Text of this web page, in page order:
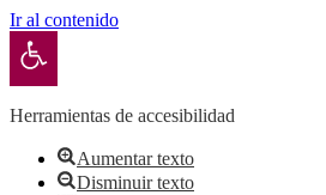
Ir al contenido
Abrir barra de herramientas
Herramientas de accesibilidad
Aumentar texto
Disminuir texto